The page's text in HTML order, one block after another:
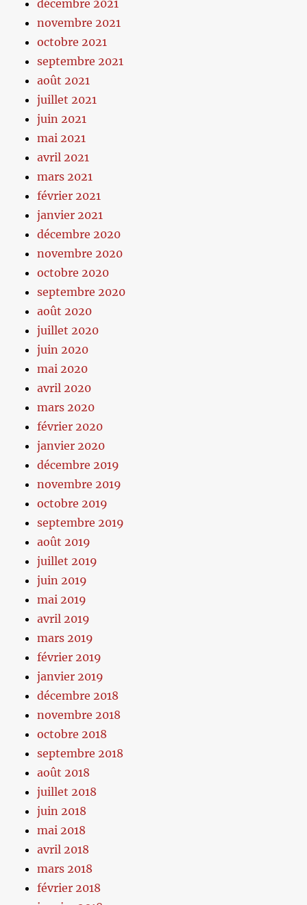
décembre 2021
novembre 2021
octobre 2021
septembre 2021
août 2021
juillet 2021
juin 2021
mai 2021
avril 2021
mars 2021
février 2021
janvier 2021
décembre 2020
novembre 2020
octobre 2020
septembre 2020
août 2020
juillet 2020
juin 2020
mai 2020
avril 2020
mars 2020
février 2020
janvier 2020
décembre 2019
novembre 2019
octobre 2019
septembre 2019
août 2019
juillet 2019
juin 2019
mai 2019
avril 2019
mars 2019
février 2019
janvier 2019
décembre 2018
novembre 2018
octobre 2018
septembre 2018
août 2018
juillet 2018
juin 2018
mai 2018
avril 2018
mars 2018
février 2018